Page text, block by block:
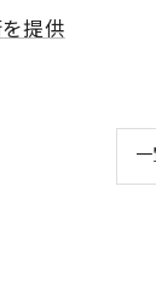
提供
一